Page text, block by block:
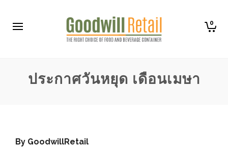
0
ประกาศวันหยุด เดือนเมษา
By GoodwillRetail